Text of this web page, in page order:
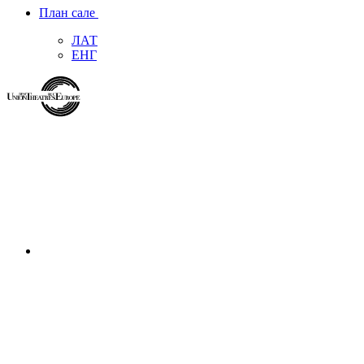
План сале
ЛАТ
ЕНГ